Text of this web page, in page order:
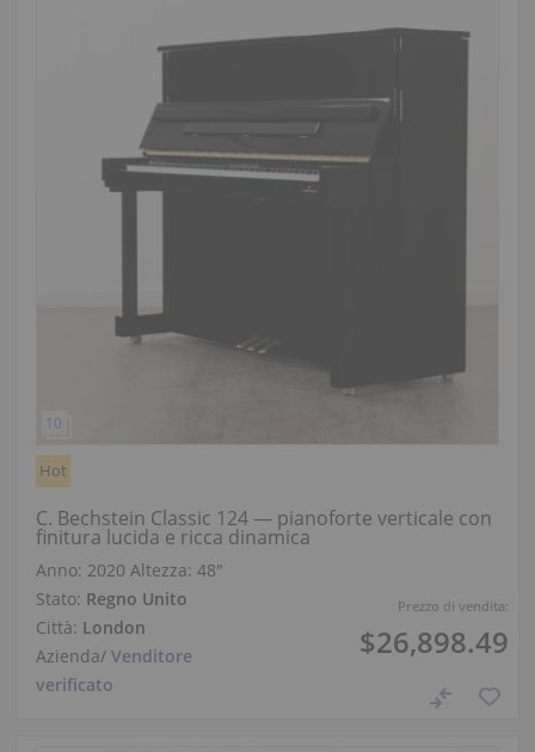
Prezzo di vendita:
$26,898.49
Hot
C. Bechstein Classic 124 — pianoforte verticale con
finitura lucida e ricca dinamica
Anno: 2020 Altezza: 48″
Stato: Regno Unito
Città: London
Azienda/ Venditore
verificato